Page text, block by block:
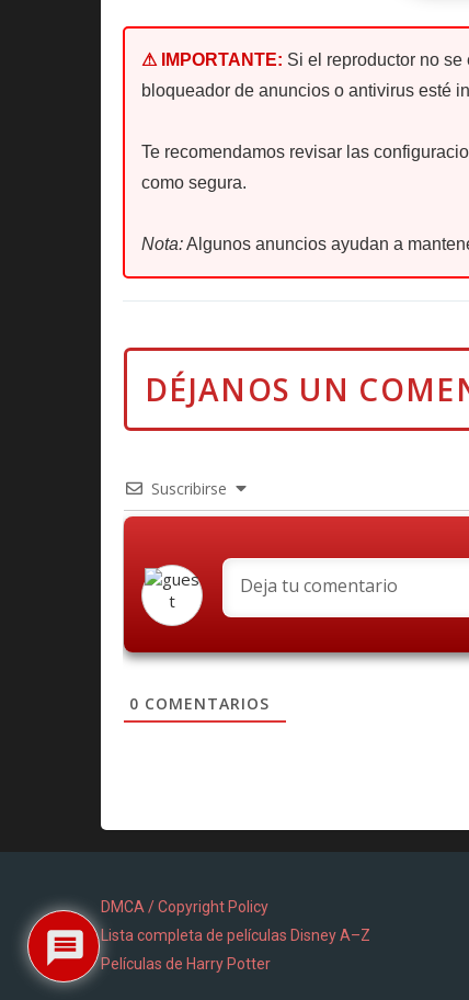
⚠ IMPORTANTE: Si el reproductor no
bloqueador de anuncios o antivirus esté
Te recomendamos revisar las
como segura.
Nota:Algunos anuncios ayudan a
Suscribirse
0 COMENTARIOS
DMCA / Copyright Policy
Lista completa de películas Disney A–Z
Películas de Harry Potter